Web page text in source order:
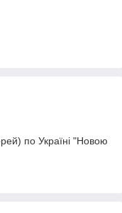
по Україні "Новою